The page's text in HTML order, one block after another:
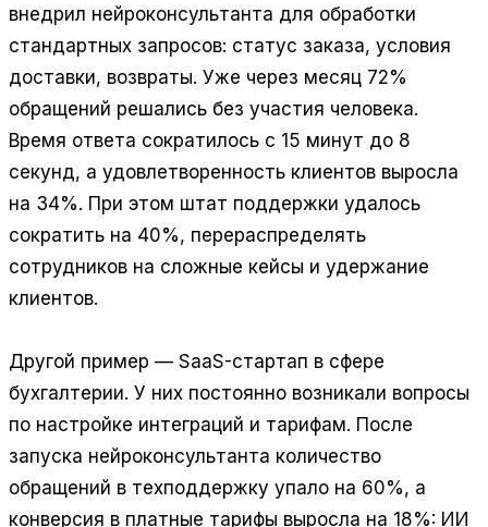
внедрил нейроконсультанта для обработки
стандартных запросов: статус заказа, условия
доставки, возвраты. Уже через месяц 72%
обращений решались без участия человека.
Время ответа сократилось с 15 минут до 8
секунд, а удовлетворенность клиентов выросла
на 34%. При этом штат поддержки удалось
сократить на 40%, перераспределять
сотрудников на сложные кейсы и удержание
клиентов.
Другой пример — SaaS-стартап в сфере
бухгалтерии. У них постоянно возникали вопросы
по настройке интеграций и тарифам. После
запуска нейроконсультанта количество
обращений в техподдержку упало на 60%, а
конверсия в платные тарифы выросла на 18%: ИИ